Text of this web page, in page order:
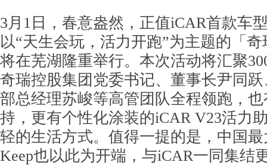
3月1日，春意盎然，正值iCAR首款车
以“天生会玩，活力开跑”为主题的「
将在芜湖隆重举行。本次活动将汇聚
奇瑞控股集团党委书记、董事长尹同
部总经理苏峻等高管团队全程领跑，
持，更有个性化涂装的iCAR V23活力
轻的生活方式。值得一提的是，中国
Keep也以此为开端，与iCAR一同集结